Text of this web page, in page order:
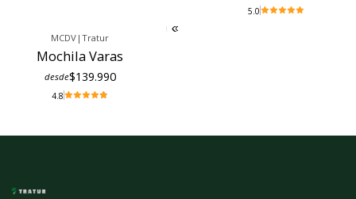
5.0
MCDV |Tratur
Mochila Varas
desde$139.990
4.8